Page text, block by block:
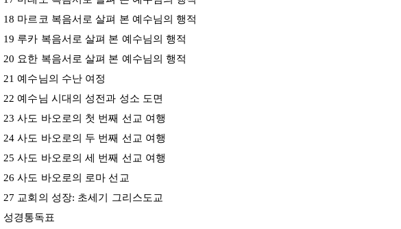
18 마르코 복음서로 살펴 본 예수님의 행적
19 루카 복음서로 살펴 본 예수님의 행적
20 요한 복음서로 살펴 본 예수님의 행적
21 예수님의 수난 여정
22 예수님 시대의 성전과 성소 도면
23 사도 바오로의 첫 번째 선교 여행
24 사도 바오로의 두 번째 선교 여행
25 사도 바오로의 세 번째 선교 여행
26 사도 바오로의 로마 선교
27 교회의 성장: 초세기 그리스도교
성경통독표